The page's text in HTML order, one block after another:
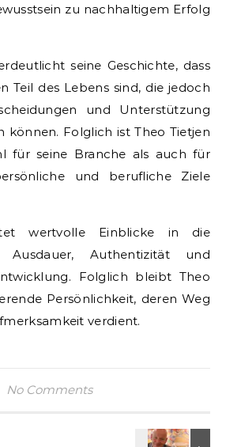
zu nachhaltigem Erfolg
seine Geschichte, dass
Teil des Lebens sind, die jedoch
und Unterstützung
können. Folglich ist Theo Tietjen
für seine Branche als auch für
und berufliche Ziele
wertvolle Einblicke in die
Authentizität und
Folglich bleibt Theo
Persönlichkeit, deren Weg
verdient.
No Comments